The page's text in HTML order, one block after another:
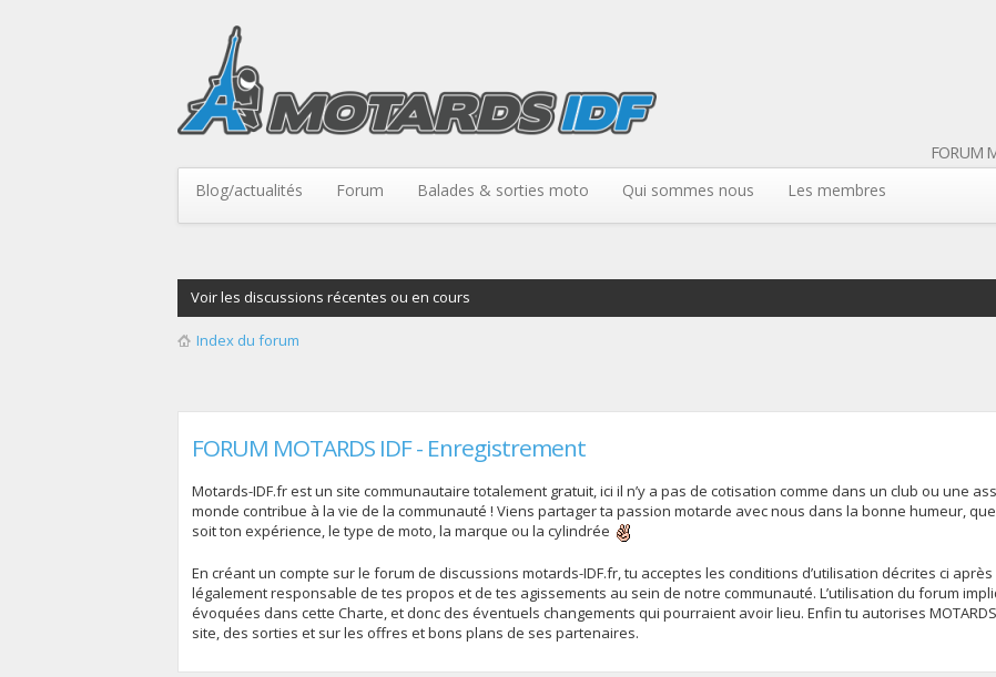
FORUM
Blog/actualités Forum Balades & sorties moto Qui sommes nous Les membres
Voir les discussions récentes ou en cours
Index du forum
FORUM MOTARDS IDF - Enregistrement
Motards-IDF.fr est un site communautaire totalement gratuit, ici il n’y a pas de cotisation comme dans un club ou une
monde contribue à la vie de la communauté ! Viens partager ta passion motarde avec nous dans la bonne humeur,
soit ton expérience, le type de moto, la marque ou la cylindrée
En créant un compte sur le forum de discussions motards-IDF.fr, tu acceptes les conditions d’utilisation décrites ci après
légalement responsable de tes propos et de tes agissements au sein de notre communauté. L’utilisation du forum
évoquées dans cette Charte, et donc des éventuels changements qui pourraient avoir lieu. Enfin tu autorises
site, des sorties et sur les offres et bons plans de ses partenaires.